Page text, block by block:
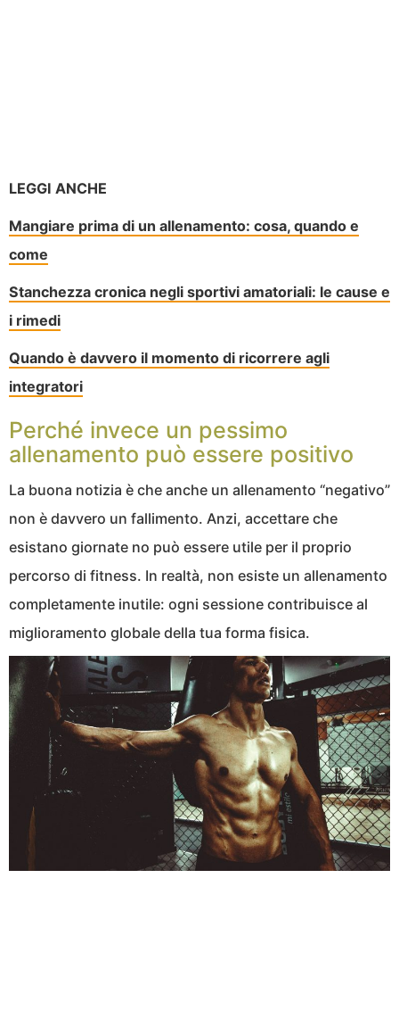
LEGGI ANCHE
Mangiare prima di un allenamento: cosa, quando e
come
Stanchezza cronica negli sportivi amatoriali: le cause e
i rimedi
Quando è davvero il momento di ricorrere agli
integratori
Perché invece un pessimo
allenamento può essere positivo
La buona notizia è che anche un allenamento “negativo”
non è davvero un fallimento. Anzi, accettare che
esistano giornate no può essere utile per il proprio
percorso di fitness. In realtà, non esiste un allenamento
completamente inutile: ogni sessione contribuisce al
miglioramento globale della tua forma fisica.